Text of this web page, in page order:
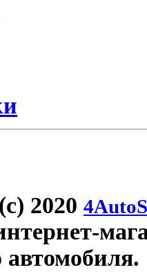
(c) 2020
автомобиля.